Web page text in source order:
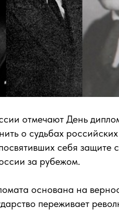
отмечают День
о судьбах
себя защите
за рубежом.
основана на
переживает